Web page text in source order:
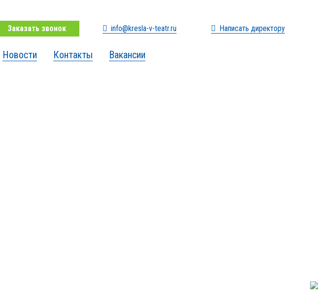
Заказать звонок info@kresla-v-teatr.ru Написать директору
Новости Контакты Вакансии